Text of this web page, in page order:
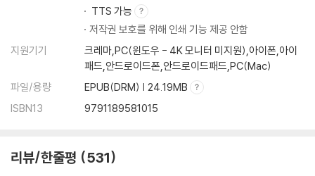
TTS 가능
저작권 보호를 위해 인쇄 기능 제공 안함
지원기기
크레마,PC(윈도우 - 4K 모니터 미지원),아이폰,아이
패드,안드로이드폰,안드로이드패드,PC(Mac)
파일/용량
EPUB(DRM) | 24.19MB
ISBN13
9791189581015
리뷰/한줄평 531